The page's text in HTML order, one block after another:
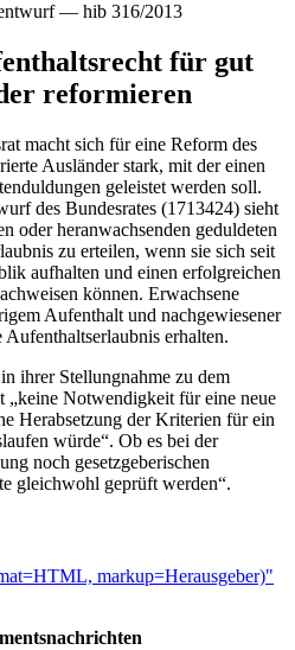
— hib 316/2013
für gut
reformieren
macht sich für eine Reform des
Ausländer stark, mit der einen
geleistet werden soll.
des Bundesrates (1713424) sieht
oder heranwachsenden geduldeten
zu erteilen, wenn sie sich seit
aufhalten und einen erfolgreichen
können. Erwachsene
Aufenthalt und nachgewiesener
erhalten.
ihrer Stellungnahme zu dem
„keine Notwendigkeit für eine neue
Herabsetzung der Kriterien für ein
würde“. Ob es bei der
noch gesetzgeberischen
gleichwohl geprüft werden“.
markup=Herausgeber)"